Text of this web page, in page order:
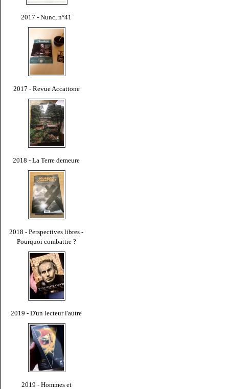
2017 - Nunc, n°41
2017 - Revue Accattone
2018 - La Terre demeure
2018 - Perspectives libres -
Pourquoi combattre ?
2019 - D'un lecteur l'autre
2019 - Hommes et